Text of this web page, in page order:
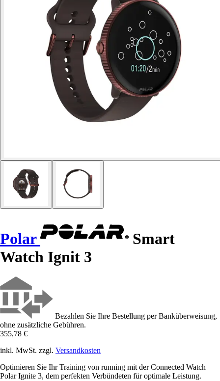
Polar
Smart
Watch Ignit 3
Bezahlen Sie Ihre Bestellung per Banküberweisung,
ohne zusätzliche Gebühren.
355,78 €
inkl. MwSt. zzgl. Versandkosten
Optimieren Sie Ihr Training von running mit der Connected Watch
Polar Ignite 3, dem perfekten Verbündeten für optimale Leistung.